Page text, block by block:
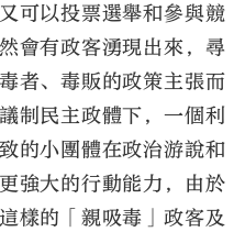
可以投票選舉和參與競
會有政客湧現出來，尋
者、毒販的政策主張而
制民主政體下，一個利
的小團體在政治游說和
強大的行動能力，由於
樣的「親吸毒」政客及